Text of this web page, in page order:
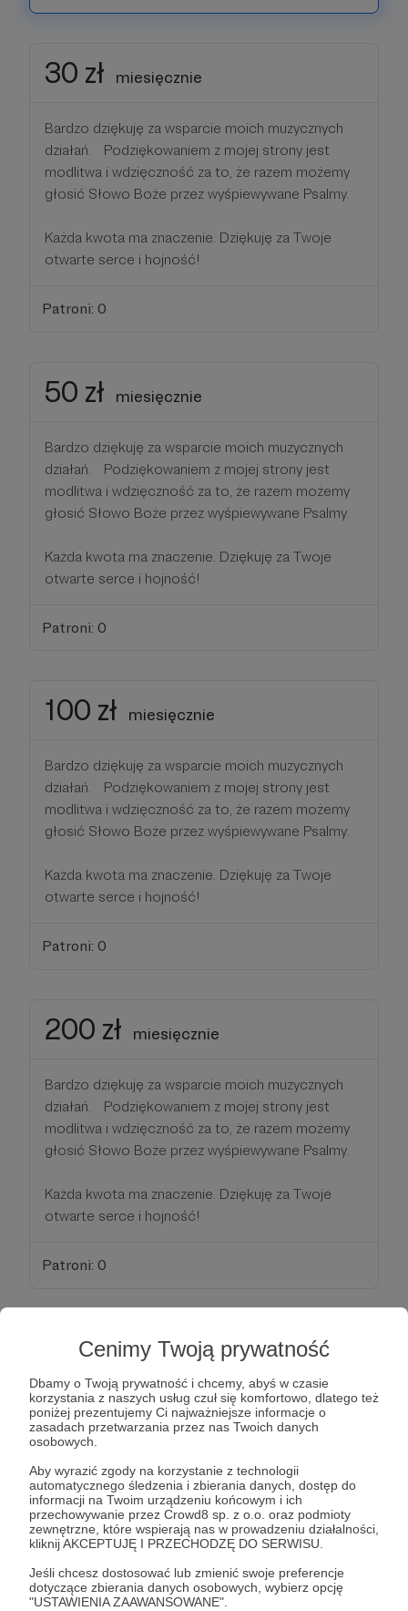
Cenimy Twoją prywatność
Dbamy o Twoją prywatność i chcemy, abyś w czasie
korzystania z naszych usług czuł się komfortowo, dlatego też
poniżej prezentujemy Ci najważniejsze informacje o
zasadach przetwarzania przez nas Twoich danych
osobowych.
Aby wyrazić zgody na korzystanie z technologii
automatycznego śledzenia i zbierania danych, dostęp do
informacji na Twoim urządzeniu końcowym i ich
przechowywanie przez Crowd8 sp. z o.o. oraz podmioty
zewnętrzne, które wspierają nas w prowadzeniu działalności,
kliknij AKCEPTUJĘ I PRZECHODZĘ DO SERWISU.
Jeśli chcesz dostosować lub zmienić swoje preferencje
dotyczące zbierania danych osobowych, wybierz opcję
"USTAWIENIA ZAAWANSOWANE".
30 zł miesięcznie
Bardzo dziękuję za wsparcie moich muzycznych
działań. Podziękowaniem z mojej strony jest
modlitwa i wdzięczność za to, że razem możemy
głosić Słowo Boże przez wyśpiewywane Psalmy.
Każda kwota ma znaczenie. Dziękuję za Twoje
otwarte serce i hojność!
Patroni: 0
50 zł miesięcznie
Bardzo dziękuję za wsparcie moich muzycznych
działań. Podziękowaniem z mojej strony jest
modlitwa i wdzięczność za to, że razem możemy
głosić Słowo Boże przez wyśpiewywane Psalmy.
Każda kwota ma znaczenie. Dziękuję za Twoje
otwarte serce i hojność!
Patroni: 0
100 zł miesięcznie
Bardzo dziękuję za wsparcie moich muzycznych
działań. Podziękowaniem z mojej strony jest
modlitwa i wdzięczność za to, że razem możemy
głosić Słowo Boże przez wyśpiewywane Psalmy.
Każda kwota ma znaczenie. Dziękuję za Twoje
otwarte serce i hojność!
Patroni: 0
200 zł miesięcznie
Bardzo dziękuję za wsparcie moich muzycznych
działań. Podziękowaniem z mojej strony jest
modlitwa i wdzięczność za to, że razem możemy
głosić Słowo Boże przez wyśpiewywane Psalmy.
Każda kwota ma znaczenie. Dziękuję za Twoje
otwarte serce i hojność!
Patroni: 0
300 zł miesięcznie
Bardzo dziękuję za wsparcie moich muzycznych
działań. Podziękowaniem z mojej strony jest
modlitwa i wdzięczność za to, że razem możemy
głosić Słowo Boże przez wyśpiewywane Psalmy.
Każda kwota ma znaczenie. Dziękuję za Twoje
otwarte serce i hojność!
Patroni: 0